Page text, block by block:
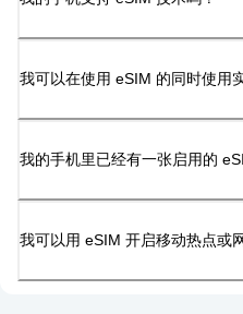
我可以在使用 eSIM 的同时使用
我的手机里已经有一张启用的
我可以用 eSIM 开启移动热点或